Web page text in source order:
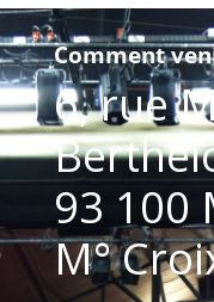
Comment
6, rue
93 100
M°